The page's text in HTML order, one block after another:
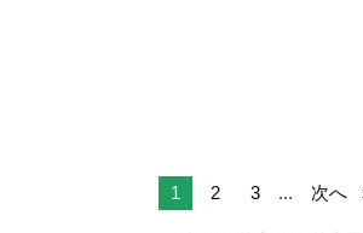
1 2 3 ... 次へ